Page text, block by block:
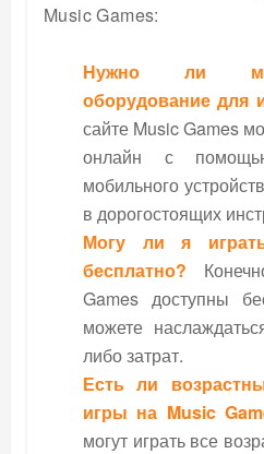
Music Games:
Нужно ли
оборудование для
сайте Music Games
онлайн с
мобильного
в дорогостоящих
Могу ли я
бесплатно?
Games доступны
можете
либо затрат.
Есть ли
игры на Music
могут играть все